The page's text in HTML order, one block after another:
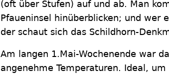
(oft über Stufen) auf und ab. Man
Pfaueninsel hinüberblicken; und wer
der schaut sich das Schildhorn-
Am langen 1.Mai-Wochenende war
angenehme Temperaturen. Ideal,